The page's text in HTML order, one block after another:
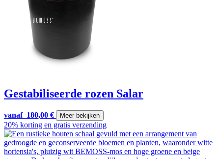
Gestabiliseerde rozen Salar
vanaf 180,00 € Meer bekijken
20% korting en gratis verzending